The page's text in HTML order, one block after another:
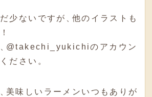
少ないですが 、他のイラストも
、@takechi_yukichiのアカウン
ださい 。
、美味しいラーメンいつもありが